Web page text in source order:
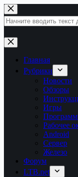
Перейти
к
сути
Ничего
не
найденоГлавная
Рубрики
Новости
Обзоры
Игры
Рабочее
Android
Сервер
Железо
Форум
LTB.net